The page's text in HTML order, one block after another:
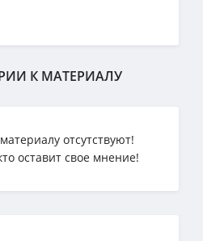
К МАТЕРИАЛУ
отсутствуют!
оставит свое мнение!